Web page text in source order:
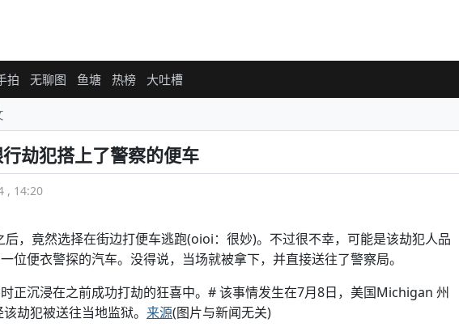
拍 无聊图 鱼塘 热榜 大吐槽
劫犯搭上了警察的便车
, 14:20
后，竟然选择在街边打便车逃跑(oioi：很妙)。不过很不幸，可能是该劫犯人品
位便衣警探的汽车。没得说，当场就被拿下，并直接送往了警察局。
正沉浸在之前成功打劫的狂喜中。# 该事情发生在7月8日，美国Michigan 州
劫犯被送往当地监狱。 来源(图片与新闻无关)